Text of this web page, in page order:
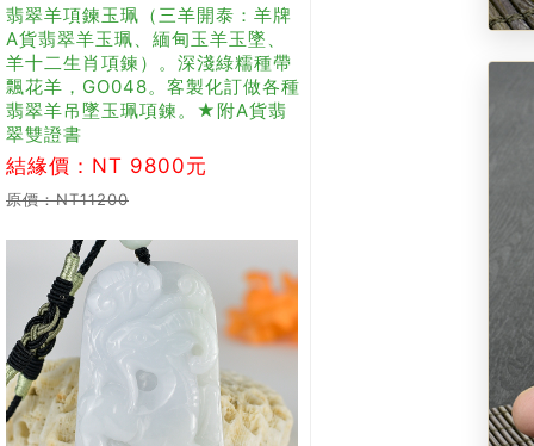
翡翠羊項鍊玉珮（三羊開泰：羊牌
A貨翡翠羊玉珮、緬甸玉羊玉墜、
羊十二生肖項鍊）。深淺綠糯種帶
飄花羊，GO048。客製化訂做各種
翡翠羊吊墜玉珮項鍊。★附A貨翡
翠雙證書
結緣價：NT 9800元
原價：NT11200